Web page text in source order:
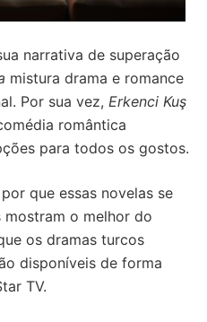
narrativa de superação
mistura drama e romance
Por sua vez, Erkenci Kuş
romântica
para todos os gostos.
que essas novelas se
mostram o melhor do
os dramas turcos
disponíveis de forma
TV.